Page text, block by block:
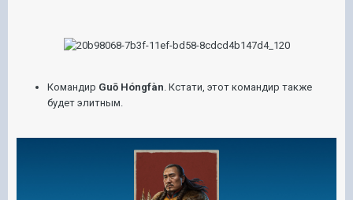
Командир Guō Hóngfàn. Кстати, этот командир также
будет элитным.